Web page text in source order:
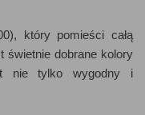
który pomieści całą
świetnie dobrane kolory
nie tylko wygodny i